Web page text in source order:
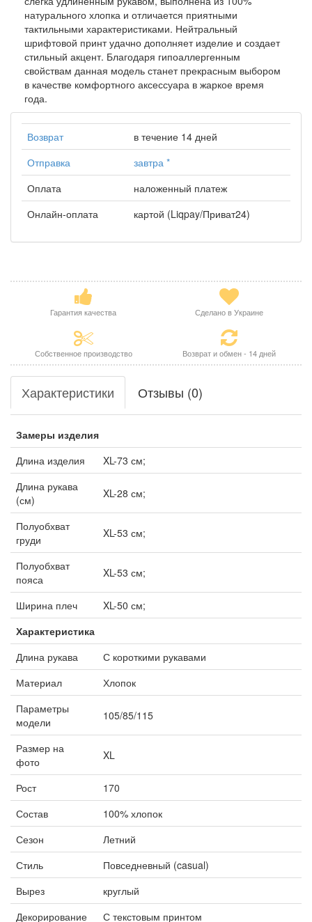
натурального хлопка и отличается приятными
тактильными характеристиками. Нейтральный
шрифтовой принт удачно дополняет изделие и создает
стильный акцент. Благодаря гипоаллергенным
свойствам данная модель станет прекрасным выбором
в качестве комфортного аксессуара в жаркое время
года.
Возврат
в течение 14 дней
Отправка
завтра *
Оплата
наложенный платеж
Онлайн-оплата
картой (Liqpay/Приват24)
Гарантия качества Сделано в Украине
Собственное производство Возврат и обмен - 14 дней
Характеристики Отзывы (0)
Замеры изделия
Длина изделия
XL-73 см;
Длина рукава
(см)
XL-28 см;
Полуобхват
груди
XL-53 см;
Полуобхват
пояса
XL-53 см;
Ширина плеч
XL-50 см;
Характеристика
Длина рукава
С короткими рукавами
Материал
Хлопок
Параметры
модели
105/85/115
Размер на
фото
XL
Рост
170
Состав
100% хлопок
Сезон
Летний
Стиль
Повседневный (casual)
Вырез
круглый
Декорирование
С текстовым принтом